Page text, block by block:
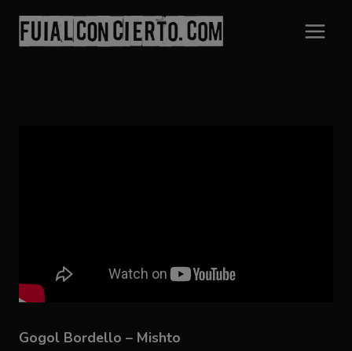
contenido
Gogol Bordello – Mishto